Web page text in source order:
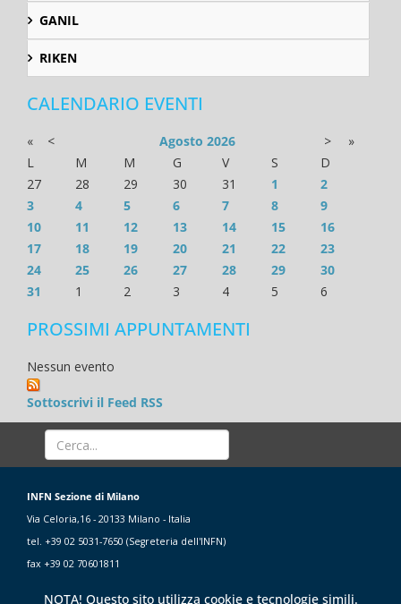
GANIL
RIKEN
CALENDARIO EVENTI
« < Agosto 2026 >
»
L
M M G V S
D
27
28 29 30 31 1
2
3
4 5 6 7 8
9
10
11 12 13 14 15
16
17
18 19 20 21 22
23
24
25 26 27 28 29
30
31
1 2 3 4 5 6
PROSSIMI APPUNTAMENTI
Nessun evento
Sottoscrivi il Feed RSS
INFN Sezione di Milano
Via Celoria,16 - 20133 Milano - Italia
tel. +39 02 5031-7650 (Segreteria dell'INFN)
fax +39 02 70601811
NOTA! Questo sito utilizza cookie e tecnologie simili.